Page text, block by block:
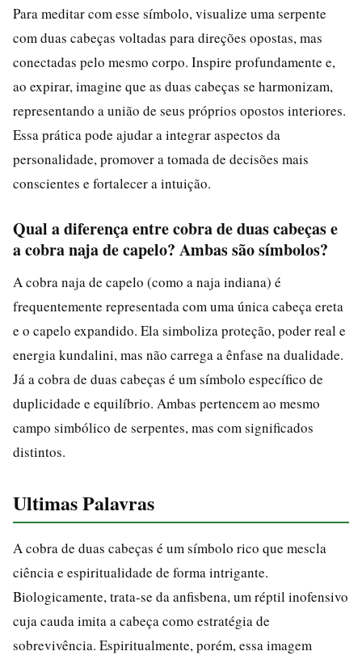
Para meditar com esse símbolo, visualize uma serpente
com duas cabeças voltadas para direções opostas, mas
conectadas pelo mesmo corpo. Inspire profundamente e,
ao expirar, imagine que as duas cabeças se harmonizam,
representando a união de seus próprios opostos interiores.
Essa prática pode ajudar a integrar aspectos da
personalidade, promover a tomada de decisões mais
conscientes e fortalecer a intuição.
Qual a diferença entre cobra de duas cabeças e
a cobra naja de capelo? Ambas são símbolos?
A cobra naja de capelo (como a naja indiana) é
frequentemente representada com uma única cabeça ereta
e o capelo expandido. Ela simboliza proteção, poder real e
energia kundalini, mas não carrega a ênfase na dualidade.
Já a cobra de duas cabeças é um símbolo específico de
duplicidade e equilíbrio. Ambas pertencem ao mesmo
campo simbólico de serpentes, mas com significados
distintos.
Ultimas Palavras
A cobra de duas cabeças é um símbolo rico que mescla
ciência e espiritualidade de forma intrigante.
Biologicamente, trata-se da anfisbena, um réptil inofensivo
cuja cauda imita a cabeça como estratégia de
sobrevivência. Espiritualmente, porém, essa imagem